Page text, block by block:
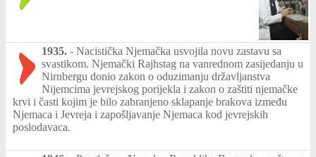
1935. - Nacistička Njemačka usvojila novu zastavu sa
svastikom. Njemački Rajhstag na vanrednom zasijedanju u
Nirnbergu donio zakon o oduzimanju državljanstva
Nijemcima jevrejskog porijekla i zakon o zaštiti njemačke
krvi i časti kojim je bilo zabranjeno sklapanje brakova između
Njemaca i Jevreja i zapošljavanje Njemaca kod jevrejskih
poslodavaca.